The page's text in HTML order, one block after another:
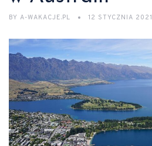
BY A-WAKACJE.PL 12 STYCZNIA 2021